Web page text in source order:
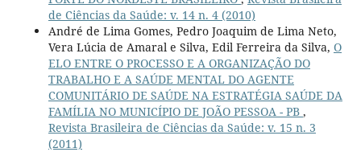
de Ciências da Saúde: v. 14 n. 4 (2010)
André de Lima Gomes, Pedro Joaquim de Lima Neto,
Vera Lúcia de Amaral e Silva, Edil Ferreira da Silva, O
ELO ENTRE O PROCESSO E A ORGANIZAÇÃO DO
TRABALHO E A SAÚDE MENTAL DO AGENTE
COMUNITÁRIO DE SAÚDE NA ESTRATÉGIA SAÚDE DA
FAMÍLIA NO MUNICÍPIO DE JOÃO PESSOA - PB ,
Revista Brasileira de Ciências da Saúde: v. 15 n. 3
(2011)